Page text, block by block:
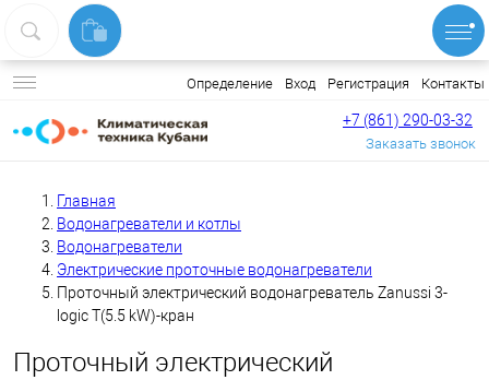
Определение Вход Регистрация Контакты
+7 (861) 290-03-32
Заказать звонок
Главная
Водонагреватели и котлы
Водонагреватели
Электрические проточные водонагреватели
Проточный электрический водонагреватель Zanussi 3-
logic T(5.5 kW)-кран
Проточный электрический